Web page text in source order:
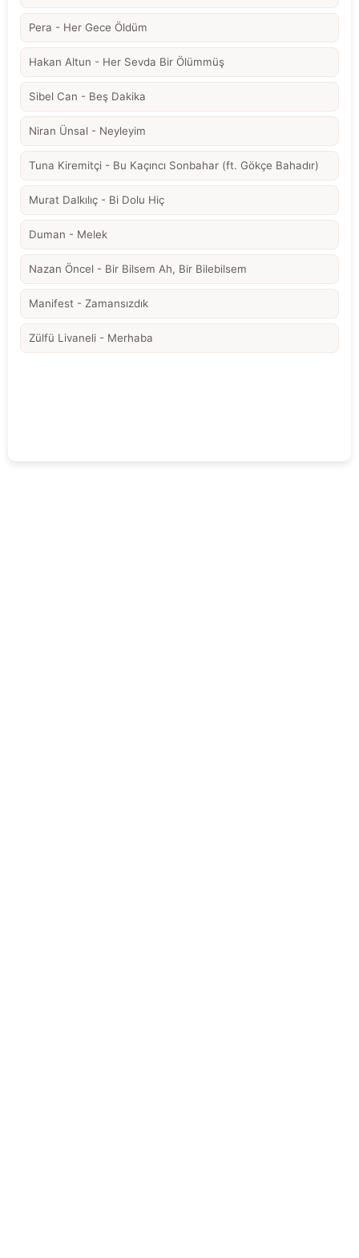
Pera - Her Gece Öldüm
Hakan Altun - Her Sevda Bir Ölümmüş
Sibel Can - Beş Dakika
Niran Ünsal - Neyleyim
Tuna Kiremitçi - Bu Kaçıncı Sonbahar (ft. Gökçe Bahadır)
Murat Dalkılıç - Bi Dolu Hiç
Duman - Melek
Nazan Öncel - Bir Bilsem Ah, Bir Bilebilsem
Manifest - Zamansızdık
Zülfü Livaneli - Merhaba